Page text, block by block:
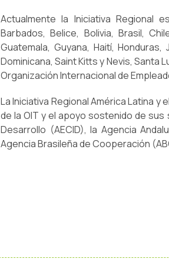
Actualmente la Iniciativa Regional
Barbados, Belice, Bolivia, Brasil,
Guatemala, Guyana, Haití,
Dominicana, Saint Kitts y Nevis, Santa
Organización Internacional de
La Iniciativa Regional América Latina
de la OIT y el apoyo sostenido de
Desarrollo (AECID), la Agencia
Agencia Brasileña de Cooperación